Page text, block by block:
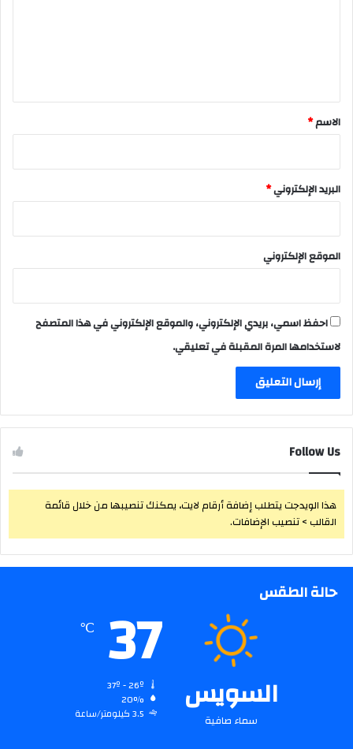
*
الاسم*
البريد الإلكتروني*
الموقع الإلكتروني
احفظ اسمي، بريدي الإلكتروني، والموقع الإلكتروني في هذا المتصفح
لاستخدامها المرة المقبلة في تعليقي.
Follow Us
هذا الويدجت يتطلب إضافة أرقام لايت، يمكنك تنصيبها من خلال قائمة
القالب > تنصيب الإضافات.
حالة الطقس
السويس
سماء صافية
37
℃
20%
3.5 كيلومتر/ساعة